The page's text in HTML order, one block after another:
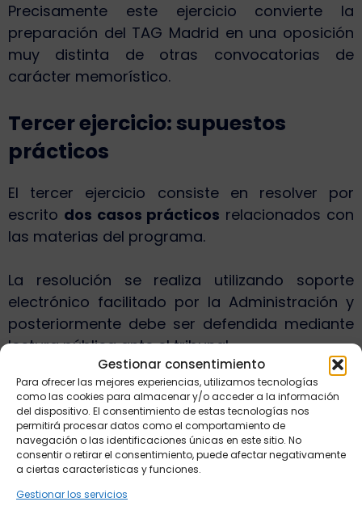
Gestionar consentimiento
Para ofrecer las mejores experiencias, utilizamos tecnologías
como las cookies para almacenar y/o acceder a la información
del dispositivo. El consentimiento de estas tecnologías nos
permitirá procesar datos como el comportamiento de
navegación o las identificaciones únicas en este sitio. No
consentir o retirar el consentimiento, puede afectar negativamente
a ciertas características y funciones.
Gestionar los servicios
Precisamente este ejercicio convierte la
preparación del TAG Madrid en una oposición
muy distinta de otras convocatorias de
carácter memorístico.
Tercer ejercicio: supuestos
prácticos
El tercer ejercicio consiste en resolver por
escrito dos casos prácticos relacionados con
las materias del programa.
La resolución se realiza utilizando soporte
electrónico facilitado por la Administración y
posteriormente debe ser defendida mediante
lectura pública ante el tribunal.
En esta prueba se valora especialmente la
capacidad para aplicar correctamente el
Derecho a situaciones reales de gestión
administrativa, algo fundamental para el
desempeño futuro del puesto.